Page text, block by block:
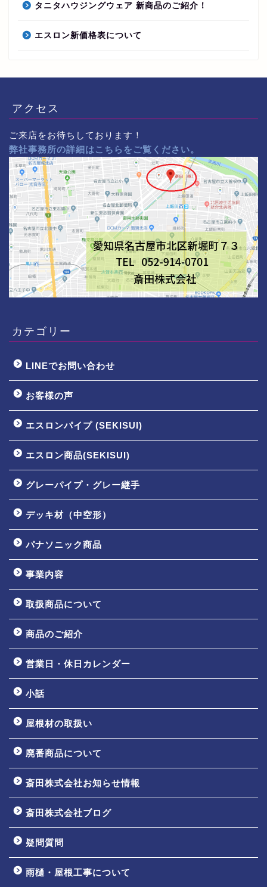
タニタハウジングウェア 新商品のご紹介！
エスロン新価格表について
アクセス
ご来店をお待ちしております！
弊社事務所の詳細はこちらをご覧ください。
カテゴリー
LINEでお問い合わせ
お客様の声
エスロンパイプ (SEKISUI)
エスロン商品(SEKISUI)
グレーパイプ・グレー継手
デッキ材（中空形）
パナソニック商品
事業内容
取扱商品について
商品のご紹介
営業日・休日カレンダー
小話
屋根材の取扱い
廃番商品について
斎田株式会社お知らせ情報
斎田株式会社ブログ
疑問質問
雨樋・屋根工事について
ホーム